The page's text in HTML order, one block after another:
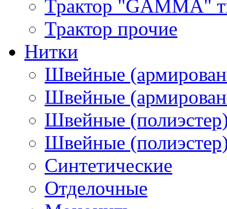
Трактор "GAMMA"
Трактор прочие
Нитки
Швейные
Швейные
Швейные
Швейные
Синтетические
Отделочные